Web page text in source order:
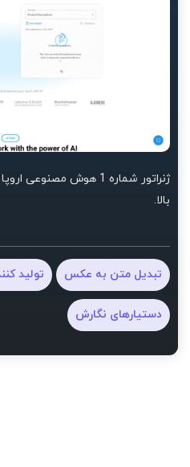
ژنراتور شماره 1 هوش
بالا.
تبدیل متن به عکس تولید
دستیارهای نگارش